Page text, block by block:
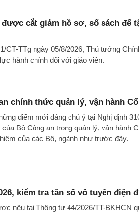
được cắt giảm hồ sơ, sổ sách để
CT-TTg ngày 05/8/2026, Thủ tướng
hành chính đối với giáo viên.
chính thức quản lý, vận hành
điểm mới đáng chú ý tại Nghị định
của Bộ Công an trong quản lý, vận hành
của các Bộ, ngành như trước đây.
kiểm tra tần số vô tuyến điện
nêu tại Thông tư 44/2026/TT-BKHCN